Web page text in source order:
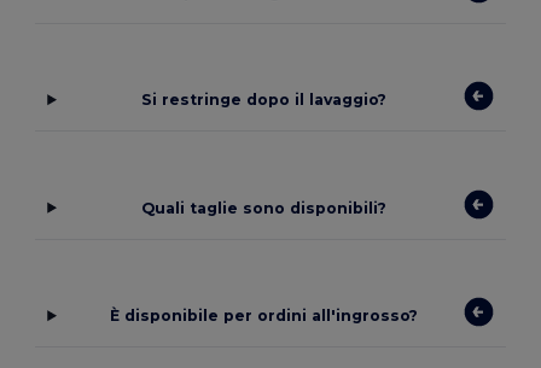
Si restringe dopo il lavaggio?
Quali taglie sono disponibili?
È disponibile per ordini all'ingrosso?